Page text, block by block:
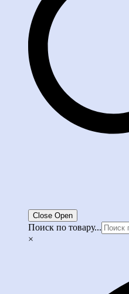
Close Open
Поиск по товару...
×